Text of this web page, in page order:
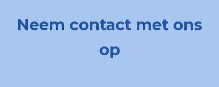
Neem contact met ons
op